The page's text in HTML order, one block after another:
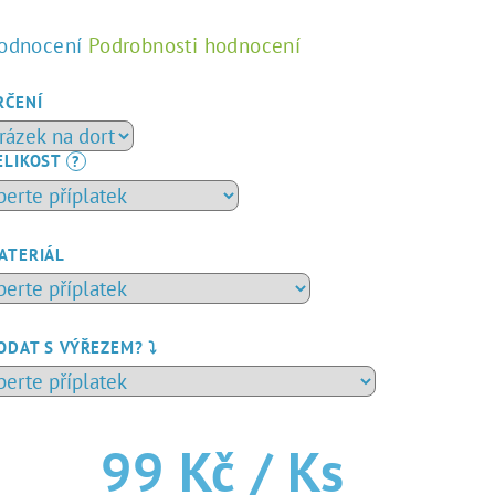
Podrobnosti hodnocení
?
S VÝŘEZEM? ⤵️
99 Kč / Ks